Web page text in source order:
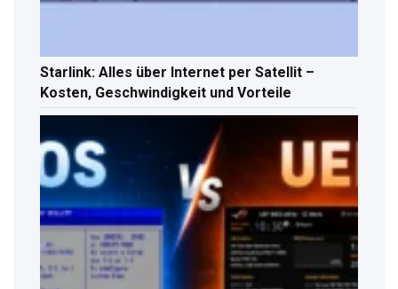
Starlink: Alles über Internet per Satellit –
Kosten, Geschwindigkeit und Vorteile